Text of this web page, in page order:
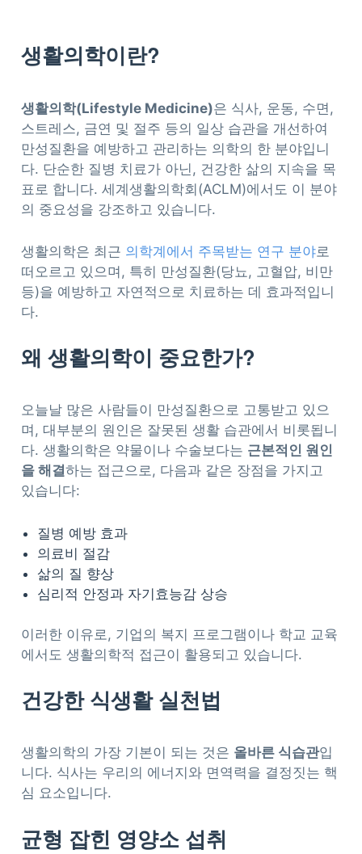
생활의학이란?
생활의학(Lifestyle Medicine)은 식사, 운동, 수면,
스트레스, 금연 및 절주 등의 일상 습관을 개선하여
만성질환을 예방하고 관리하는 의학의 한 분야입니
다. 단순한 질병 치료가 아닌, 건강한 삶의 지속을 목
표로 합니다. 세계생활의학회(ACLM)에서도 이 분야
의 중요성을 강조하고 있습니다.
생활의학은 최근 의학계에서 주목받는 연구 분야로
떠오르고 있으며, 특히 만성질환(당뇨, 고혈압, 비만
등)을 예방하고 자연적으로 치료하는 데 효과적입니
다.
왜 생활의학이 중요한가?
오늘날 많은 사람들이 만성질환으로 고통받고 있으
며, 대부분의 원인은 잘못된 생활 습관에서 비롯됩니
다. 생활의학은 약물이나 수술보다는 근본적인 원인
을 해결하는 접근으로, 다음과 같은 장점을 가지고
있습니다:
질병 예방 효과
의료비 절감
삶의 질 향상
심리적 안정과 자기효능감 상승
이러한 이유로, 기업의 복지 프로그램이나 학교 교육
에서도 생활의학적 접근이 활용되고 있습니다.
건강한 식생활 실천법
생활의학의 가장 기본이 되는 것은 올바른 식습관입
니다. 식사는 우리의 에너지와 면역력을 결정짓는 핵
심 요소입니다.
균형 잡힌 영양소 섭취